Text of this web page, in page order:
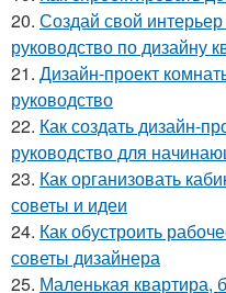
20. Создай свой
руководство по дизайну
21. Дизайн-проект
руководство
22. Как создать дизайн-
руководство для
23. Как организовать
советы и идеи
24. Как обустроить
советы дизайнера
25. Маленькая квартира,